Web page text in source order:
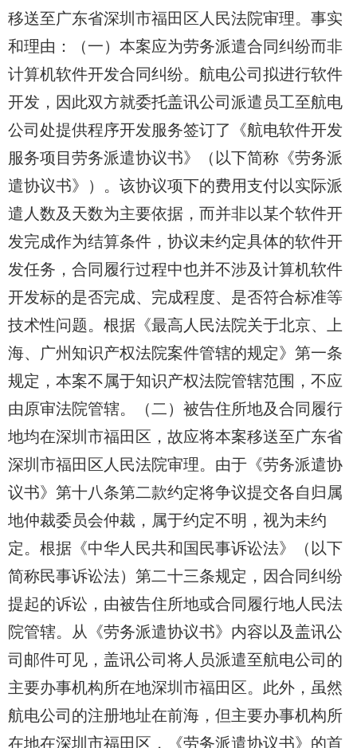
移送至广东省深圳市福田区人民法院审理。事实
和理由：（一）本案应为劳务派遣合同纠纷而非
计算机软件开发合同纠纷。 航电公司 拟进行软件
开发，因此双方就委托盖讯公司 派遣员工至航电
公司处提供程序开发服务签订了《航电软件开发
服务项目劳务派遣协议书》（以下简称《劳务派
遣协议书》）。该协议项下的费用支付以实际派
遣人数及天数为主要依据，而并非以某个软件开
发完成作为结算条件，协议未约定具体的软件开
发任务，合同履行过程中也并不涉及计算机软件
开发标的是否完成、完成程度、是否符合标准等
技术性问题。根据《最高人民法院关于北京、上
海、广州知识产权法院案件管辖的规定》第一条
规定，本案不属于知识产权法院管辖范围，不应
由原审法院管辖。（二）被告住所地及合同履行
地均在深圳市福田区，故应将本案移送至广东省
深圳市福田区人民法院审理。由于《劳务派遣协
议书》第十八条第二款约定将争议提交各自归属
地仲裁委员会仲裁，属于约定不明，视为未约
定。根据《中华人民共和国民事诉讼法》（以下
简称民事诉讼法）第二十三条规定，因合同纠纷
提起的诉讼，由被告住所地或合同履行地人民法
院管辖。从《劳务派遣协议书》内容以及盖讯公
司 邮件可见， 盖讯公司 将人员派遣至航电公司的
主要办事机构所在地深圳市福田区。此外， 虽然
航电公司 的注册地址在前海，但主要办事机构所
在地在深圳市福田区，《劳务派遣协议书》的首